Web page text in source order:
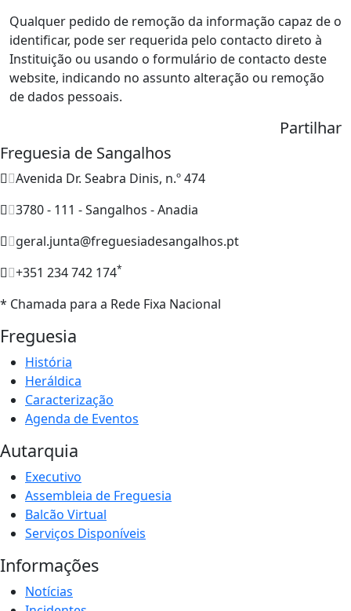
Qualquer pedido de remoção da informação capaz de o
identificar, pode ser requerida pelo contacto direto à
Instituição ou usando o formulário de contacto deste
website, indicando no assunto alteração ou remoção
de dados pessoais.
Partilhar
Freguesia de Sangalhos
Avenida Dr. Seabra Dinis, n.º 474
3780 - 111 - Sangalhos - Anadia
geral.junta@freguesiadesangalhos.pt
+351 234 742 174*
* Chamada para a Rede Fixa Nacional
Freguesia
História
Heráldica
Caracterização
Agenda de Eventos
Autarquia
Executivo
Assembleia de Freguesia
Balcão Virtual
Serviços Disponíveis
Informações
Notícias